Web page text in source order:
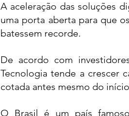
A aceleração das soluções
uma porta aberta para que
batessem recorde.
De acordo com
Tecnologia tende a crescer
cotada antes mesmo do
O Brasil é um país